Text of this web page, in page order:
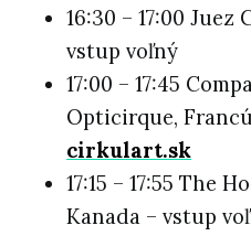
16:30 – 17:00
vstup voľný
17:00 – 17:45
Opticirque,
cirkulart.sk
17:15 – 17:55 The
Kanada – vstup